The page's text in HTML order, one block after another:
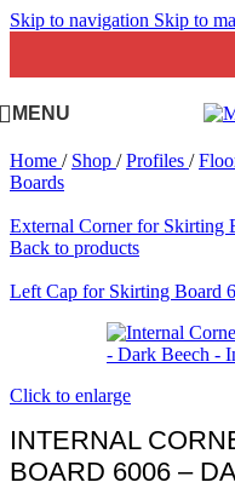
Skip to navigation Skip to
MENU
Home / Shop / Profiles /
Boards
External Corner for Skirting
Back to products
Left Cap for Skirting Board
Click to enlarge
INTERNAL
BOARD 6006 –